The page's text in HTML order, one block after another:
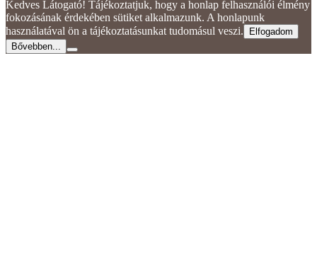
Kedves Látogató! Tájékoztatjuk, hogy a honlap felhasználói élmény
fokozásának érdekében sütiket alkalmazunk. A honlapunk
használatával ön a tájékoztatásunkat tudomásul veszi.
Elfogadom
Bővebben...